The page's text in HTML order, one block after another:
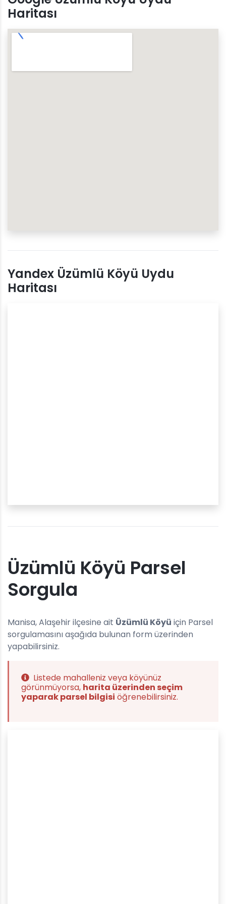
Haritası
Yandex Üzümlü Köyü Uydu
Haritası
Üzümlü Köyü Parsel
Sorgula
Manisa, Alaşehir ilçesine ait Üzümlü Köyü için Parsel
sorgulamasını aşağıda bulunan form üzerinden
yapabilirsiniz.
Listede mahalleniz veya köyünüz
görünmüyorsa, harita üzerinden seçim
yaparak parsel bilgisi öğrenebilirsiniz.